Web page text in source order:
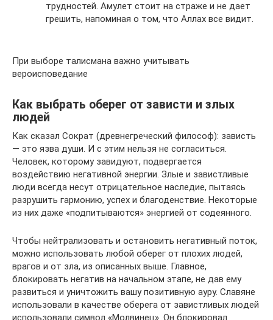
трудностей. Амулет стоит на страже и не дает
грешить, напоминая о том, что Аллах все видит.
При выборе талисмана важно учитывать
вероисповедание
Как выбрать оберег от зависти и злых
людей
Как сказал Сократ (древнегреческий философ): зависть
— это язва души. И с этим нельзя не согласиться.
Человек, которому завидуют, подвергается
воздействию негативной энергии. Злые и завистливые
люди всегда несут отрицательное наследие, пытаясь
разрушить гармонию, успех и благоденствие. Некоторые
из них даже «подпитываются» энергией от содеянного.
Чтобы нейтрализовать и остановить негативный поток,
можно использовать любой оберег от плохих людей,
врагов и от зла, из описанных выше. Главное,
блокировать негатив на начальном этапе, не дав ему
развиться и уничтожить вашу позитивную ауру. Славяне
использовали в качестве оберега от завистливых людей
использовали символ «Молвинец». Он блокировал